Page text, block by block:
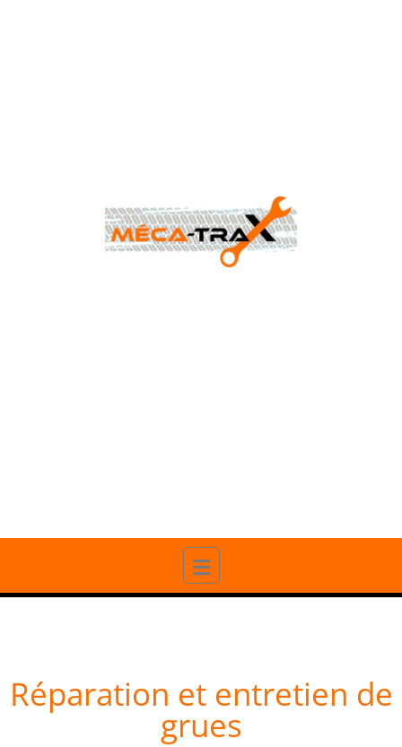
Réparation et entretien de
grues